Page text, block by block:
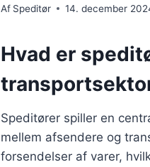
Af Speditør 14. december
Hvad er
Speditører spiller en
mellem afsendere og
forsendelser af varer,